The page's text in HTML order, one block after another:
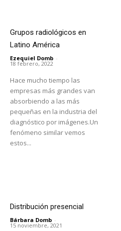
Grupos radiológicos en
Latino América
Ezequiel Domb -
18 febrero, 2022
Hace mucho tiempo las
empresas más grandes van
absorbiendo a las más
pequeñas en la industria del
diagnóstico por imágenes.Un
fenómeno similar vemos
estos...
Distribución presencial
Bárbara Domb -
15 noviembre, 2021